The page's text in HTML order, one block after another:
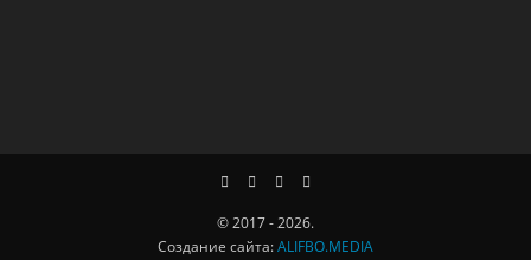
© 2017 - 2026.
Создание сайта:ALIFBO.MEDIA